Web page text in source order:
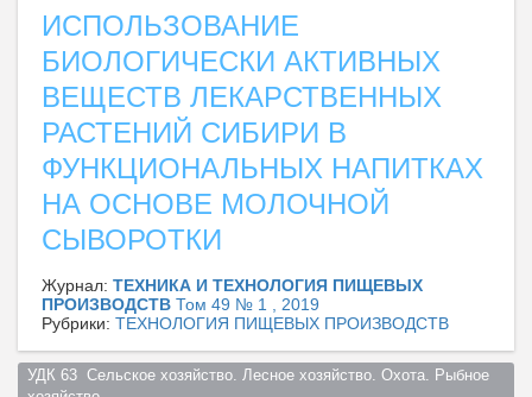
ИСПОЛЬЗОВАНИЕ
БИОЛОГИЧЕСКИ АКТИВНЫХ
ВЕЩЕСТВ ЛЕКАРСТВЕННЫХ
РАСТЕНИЙ СИБИРИ В
ФУНКЦИОНАЛЬНЫХ НАПИТКАХ
НА ОСНОВЕ МОЛОЧНОЙ
СЫВОРОТКИ
Журнал: ТЕХНИКА И ТЕХНОЛОГИЯ ПИЩЕВЫХ
ПРОИЗВОДСТВ Том 49 № 1 , 2019
Рубрики: ТЕХНОЛОГИЯ ПИЩЕВЫХ ПРОИЗВОДСТВ
УДК 63  Сельское хозяйство. Лесное хозяйство. Охота. Рыбное